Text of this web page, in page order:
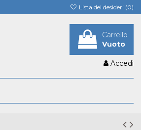
Lista dei desideri (0)
Carrello
Vuoto
Accedi